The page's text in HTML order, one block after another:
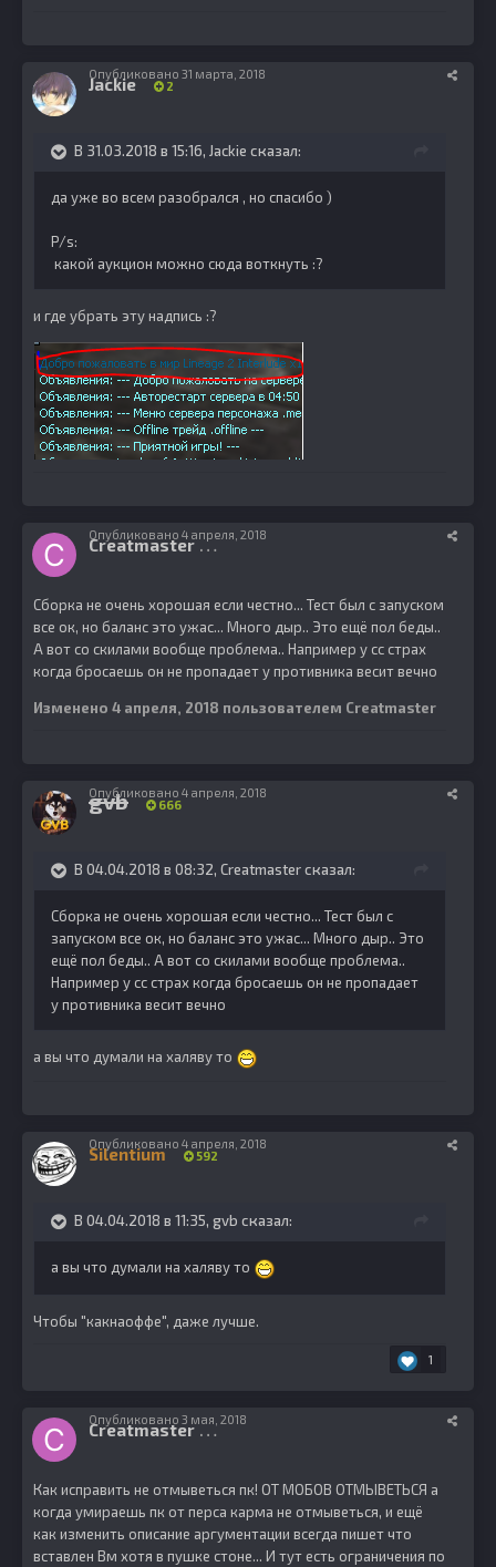
Jackie 2
Опубликовано 31 марта, 2018
В 31.03.2018 в 15:16, Jackie сказал:
да уже во всем разобрался , но спасибо )
P/s:
какой аукцион можно сюда воткнуть :?
и где убрать эту надпись :?
Creatmaster
Опубликовано 4 апреля, 2018
Сборка не очень хорошая если честно... Тест был с запуском
все ок, но баланс это ужас... Много дыр.. Это ещё пол беды..
А вот со скилами вообще проблема.. Например у сс страх
когда бросаешь он не пропадает у противника весит вечно
Изменено 4 апреля, 2018 пользователем Creatmaster
gvb 666
Опубликовано 4 апреля, 2018
В 04.04.2018 в 08:32, Creatmasterсказал:
Сборка не очень хорошая если честно... Тест был с
запуском все ок, но баланс это ужас... Много дыр.. Это
ещё пол беды.. А вот со скилами вообще проблема..
Например у сс страх когда бросаешь он не пропадает
у противника весит вечно
а вы что думали на халяву то
Silentium 592
Опубликовано 4 апреля, 2018
В 04.04.2018 в 11:35, gvb сказал:
а вы что думали на халяву то
Чтобы "какнаоффе", даже лучше.
1
Creatmaster
Опубликовано 3 мая, 2018
Как исправить не отмыветься пк! ОТ МОБОВ ОТМЫВЕТЬСЯ а
когда умираешь пк от перса карма не отмыветься, и ещё
как изменить описание аргументации всегда пишет что
вставлен Вм хотя в пушке стоне... И тут есть ограничения по